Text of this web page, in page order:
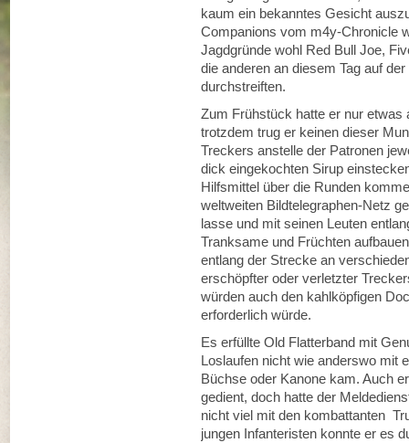
kaum ein bekanntes Gesicht
Companions vom m4y-Chronicle
Jagdgründe wohl Red Bull Joe,
die anderen an diesem Tag auf
durchstreiften.
Zum Frühstück hatte er nur etwas
trotzdem trug er keinen dieser
Treckers anstelle der Patronen
dick eingekochten Sirup
Hilfsmittel über die Runden
weltweiten Bildtelegraphen-Netz
lasse und mit seinen Leuten
Tranksame und Früchten
entlang der Strecke an
erschöpfter oder verletzter
würden auch den kahlköpfigen
erforderlich würde.
Es erfüllte Old Flatterband mit
Loslaufen nicht wie anderswo mit
Büchse oder Kanone kam. Auch
gedient, doch hatte der
nicht viel mit den kombattanten
jungen Infanteristen konnte er es